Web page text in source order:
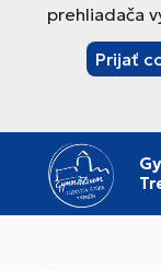
prehliadača
Prijať